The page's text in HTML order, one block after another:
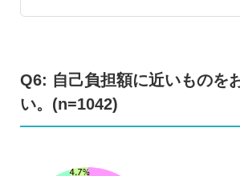
Q6: 自己負担額に近いものを
い。(n=1042)